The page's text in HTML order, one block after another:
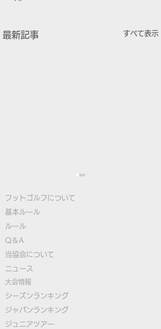
最新記事 すべて表示
大塚選手が日本勢トップ
ゴルフ初のユースW杯開
幕！
フットゴルフについて
基本ルール
ルール
Q＆A
​当協会について
​ニュース
大会情報
シーズンランキング
ジャパンランキング
ジュニアツアー